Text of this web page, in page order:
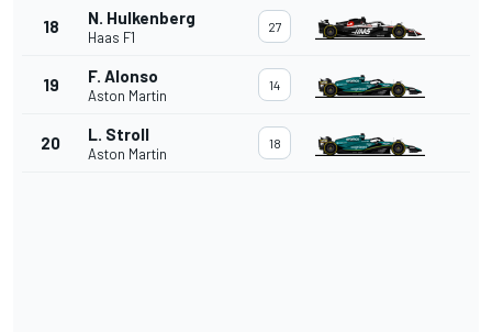
18 N. Hulkenberg
Haas F1
27
19 F. Alonso
Aston Martin
14
20 L. Stroll
Aston Martin
18